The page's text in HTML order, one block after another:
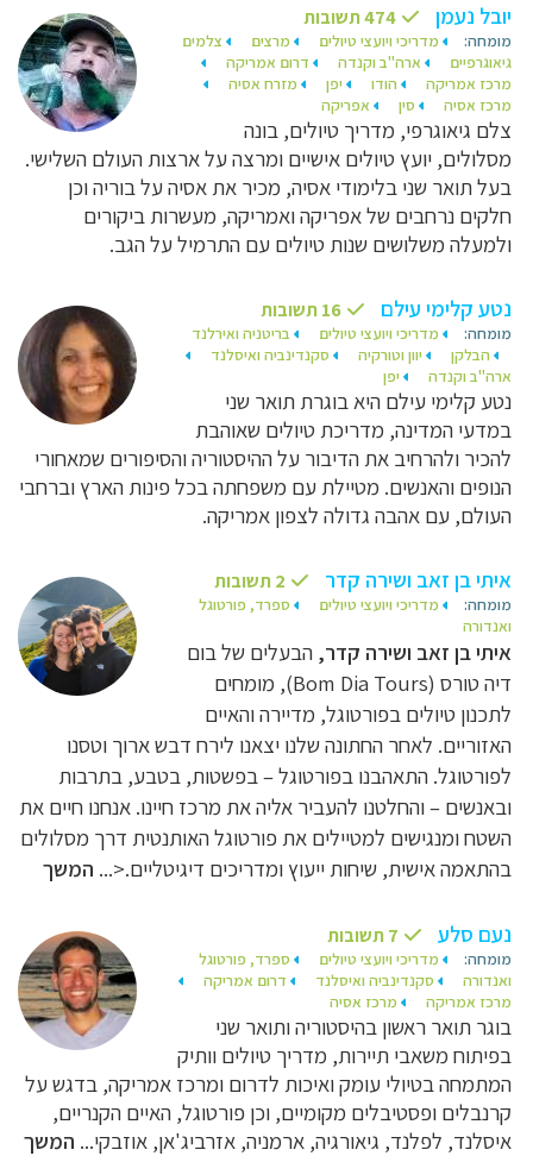
יובל נעמן 474 תשובות
מומחה: מדריכי ויועצי טיולים מרצים
צלמים
גיאוגרפיים
ארה"ב וקנדה
דרום אמריקה
מרכז אמריקה
הודו יפן
מזרח אסיה
מרכז אסיה
סין אפריקה
צלם גיאוגרפי, מדריך טיולים, בונה
מסלולים, יועץ טיולים אישיים ומרצה על ארצות העולם השלישי.
בעל תואר שני בלימודי אסיה, מכיר את אסיה על בוריה וכן
חלקים נרחבים של אפריקה ואמריקה, מעשרות ביקורים
ולמעלה משלושים שנות טיולים עם התרמיל על הגב.
נטע קלימי עילם 16 תשובות
מומחה: מדריכי ויועצי טיולים
בריטניה ואירלנד
הבלקן
יוון וטורקיה
סקנדינביה ואיסלנד
ארה"ב וקנדה
יפן
נטע קלימי עילם היא בוגרת תואר שני
במדעי המדינה, מדריכת טיולים שאוהבת
להכיר ולהרחיב את הדיבור על ההיסטוריה והסיפורים שמאחורי
הנופים והאנשים. מטיילת עם משפחתה בכל פינות הארץ וברחבי
העולם, עם אהבה גדולה לצפון אמריקה.
איתי בן זאב ושירה קדר 2 תשובות
מומחה: מדריכי ויועצי טיולים
ספרד, פורטוגל
ואנדורה
איתי בן זאב ושירה קדר, הבעלים של בום
דיה טורס (Bom Dia Tours), מומחים
לתכנון טיולים בפורטוגל, מדיירה והאיים
האזוריים. לאחר החתונה שלנו יצאנו לירח דבש ארוך וטסנו
לפורטוגל. התאהבנו בפורטוגל – בפשטות, בטבע, בתרבות
ובאנשים – והחלטנו להעביר אליה את מרכז חיינו. אנחנו חיים את
השטח ומנגישים למטיילים את פורטוגל האותנטית דרך מסלולים
בהתאמה אישית, שיחות ייעוץ ומדריכים דיגיטליים.<... המשך
נעם סלע 7 תשובות
מומחה: מדריכי ויועצי טיולים
ספרד, פורטוגל
ואנדורה
סקנדינביה ואיסלנד
דרום אמריקה
מרכז אמריקה
מרכז אסיה
בוגר תואר ראשון בהיסטוריה ותואר שני
בפיתוח משאבי תיירות, מדריך טיולים וותיק
המתמחה בטיולי עומק ואיכות לדרום ומרכז אמריקה, בדגש על
קרנבלים ופסטיבלים מקומיים, וכן פורטוגל, האיים הקנריים,
איסלנד, לפלנד, גיאורגיה, ארמניה, אזרביג'אן, אוזבקי... המשך